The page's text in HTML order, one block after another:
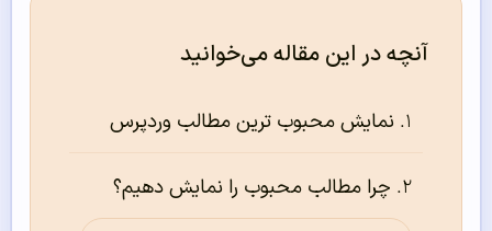
آنچه در این مقاله می‌خوانید
نمایش محبوب ترین مطالب وردپرس
چرا مطالب محبوب را نمایش دهیم؟